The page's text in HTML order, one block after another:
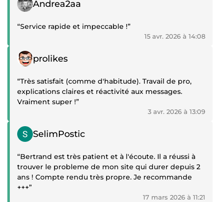
Andrea2aa
“Service rapide et impeccable !”
15 avr. 2026 à 14:08
Témoignage positif
prolikes
“Très satisfait (comme d'habitude). Travail de pro,
explications claires et réactivité aux messages.
Vraiment super !”
3 avr. 2026 à 13:09
Témoignage positif
SelimPostic
“Bertrand est très patient et à l'écoute. Il a réussi à
trouver le probleme de mon site qui durer depuis 2
ans ! Compte rendu très propre. Je recommande
+++”
17 mars 2026 à 11:21